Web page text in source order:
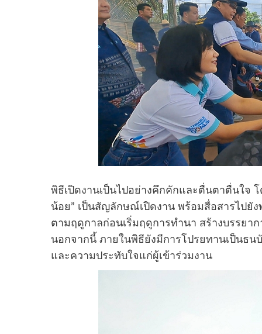
พิธีเปิดงานเป็นไปอย่างคึกคักและตื่นตาตื่นใจ
น้อย” เป็นสัญลักษณ์เปิดงาน พร้อมสื่อสารไปยั
ตามฤดูกาลก่อนเริ่มฤดูการทำนา สร้างบรรยา
นอกจากนี้ ภายในพิธียังมีการโปรยทานเป็นธ
และความประทับใจแก่ผู้เข้าร่วมงาน